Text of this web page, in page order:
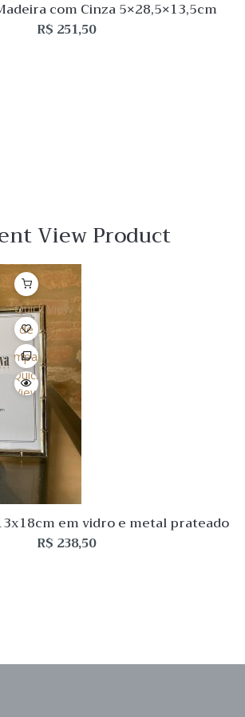
com Cinza 5×28,5×13,5cm
R$ 251,50
View Product
Quick View
Lista
de
Desejo
Comparar
Quick
View
em vidro e metal prateado
R$ 238,50